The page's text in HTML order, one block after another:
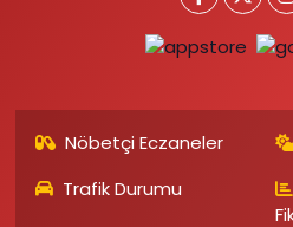
Nöbetçi Eczaneler
Trafik Durumu